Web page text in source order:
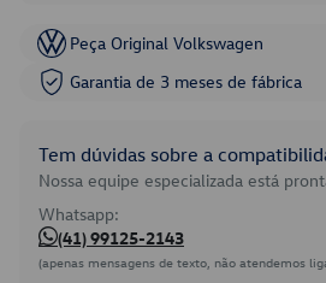
Peça Original Volkswagen
Garantia de 3 meses de fábrica
Tem dúvidas sobre a
Nossa equipe especializada está
Whatsapp:
(41) 99125-2143
(apenas mensagens de texto, não atendemos